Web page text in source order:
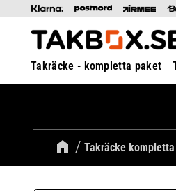
Takräcke - kompletta paket
Takräcke